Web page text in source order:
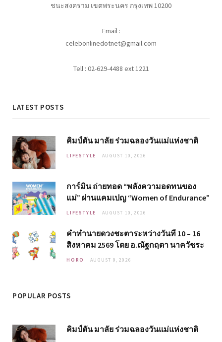
ชนะสงคราม เขตพระนคร กรุงเทพ 10200
Email :
celebonlinedotnet@gmail.com
Tell : 02-629-4488 ext 1221
LATEST POSTS
คิมป์ตัน มาลัย ร่วมฉลองวันแม่แห่งชาติ
LIFESTYLE AUGUST 10, 2026
การ์มิน ถ่ายทอด “พลังความอดทนของ
แม่” ผ่านแคมเปญ “Women of Endurance”
LIFESTYLE AUGUST 10, 2026
คำทำนายดวงชะตาระหว่างวันที่ 10 – 16
สิงหาคม 2569 โดย อ.ณัฐกฤตา นาควัชระ
HORO AUGUST 9, 2026
POPULAR POSTS
คิมป์ตัน มาลัย ร่วมฉลองวันแม่แห่งชาติ